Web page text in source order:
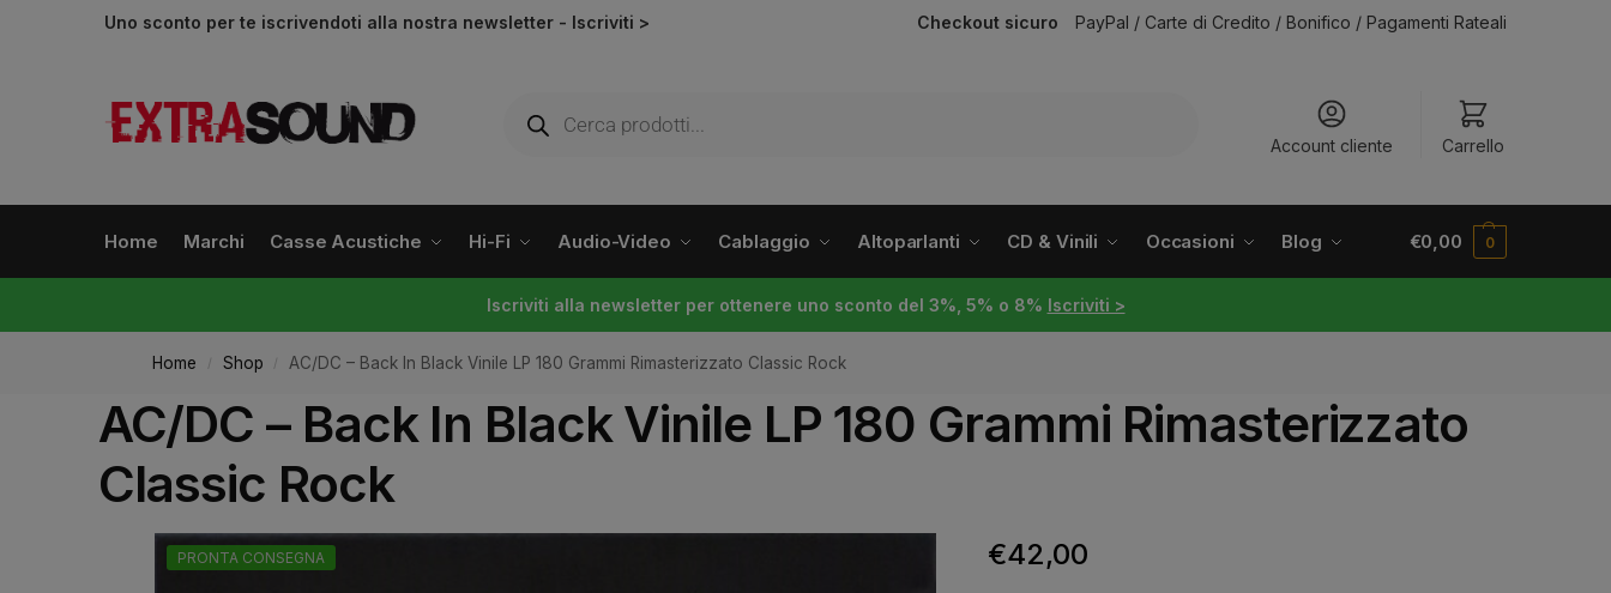
Uno sconto per te iscrivendoti alla nostra newsletter - Iscriviti > Checkout sicuro PayPal / Carte di Credito / Bonifico / Pagamenti Rateali
Account cliente Carrello
Home Marchi Casse Acustiche Hi-Fi Audio-Video Cablaggio Altoparlanti CD & Vinili Occasioni Blog €0,00 0
Iscriviti alla newsletter per ottenere uno sconto del 3%, 5% o 8% Iscriviti >
Home / Shop / AC/DC – Back In Black Vinile LP 180 Grammi Rimasterizzato Classic Rock
AC/DC – Back In Black Vinile LP 180 Grammi Rimasterizzato
Classic Rock
PRONTA CONSEGNA €42,00